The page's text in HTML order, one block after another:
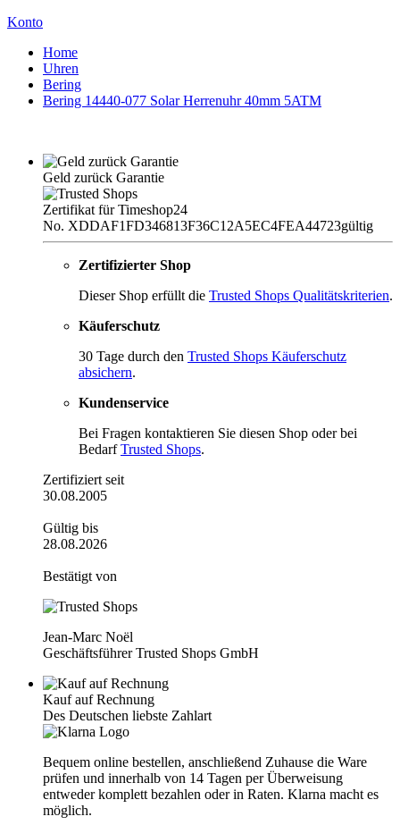
Konto
Home
Uhren
Bering
Bering 14440-077 Solar Herrenuhr 40mm 5ATM
Geld zurück Garantie
Zertifikat für Timeshop24
No. XDDAF1FD346813F36C12A5EC4FEA44723gültig
Zertifizierter Shop
Dieser Shop erfüllt die Trusted Shops Qualitätskriterien.
Käuferschutz
30 Tage durch den Trusted Shops Käuferschutz
absichern.
Kundenservice
Bei Fragen kontaktieren Sie diesen Shop oder bei
BedarfTrusted Shops.
Zertifiziert seit
30.08.2005
Gültig bis
28.08.2026
Bestätigt von
Jean-Marc Noël
Geschäftsführer Trusted Shops GmbH
Kauf auf Rechnung
Des Deutschen liebste Zahlart
Bequem online bestellen, anschließend Zuhause die Ware
prüfen und innerhalb von 14 Tagen per Überweisung
entweder komplett bezahlen oder in Raten. Klarna macht es
möglich.